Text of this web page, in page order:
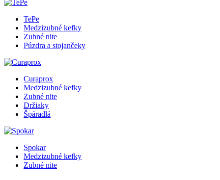
TePe
Medzizubné kefky
Zubné nite
Púzdra a stojančeky
Curaprox
Medzizubné kefky
Zubné nite
Držiaky
Špáradlá
Spokar
Medzizubné kefky
Zubné nite